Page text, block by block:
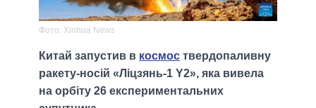
Фото: Xinhua News
Китай запустив в космос твердопаливну
ракету-носій «Ліцзянь-1 Y2», яка вивела
на орбіту 26 експериментальних